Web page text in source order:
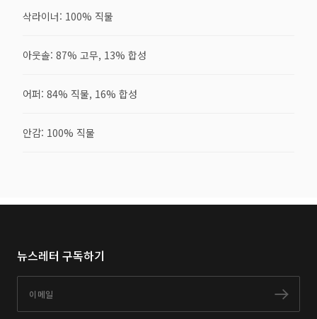
삭라이너: 100% 직물
아웃솔: 87% 고무, 13% 합성
어퍼: 84% 직물, 16% 합성
안감: 100% 직물
뉴스레터 구독하기
구독